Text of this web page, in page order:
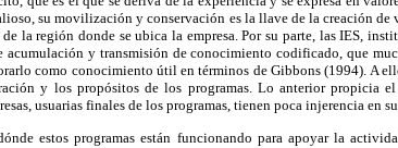
su movilización y conservación es la llave de la creación de
la región donde se ubica la empresa. Por su parte, las IES,
acumulación y transmisión de conocimiento codificado, que
como conocimiento útil en términos de Gibbons (1994). A
y los propósitos de los programas. Lo anterior propicia
usuarias finales de los programas, tienen poca injerencia en
estos programas están funcionando para apoyar la